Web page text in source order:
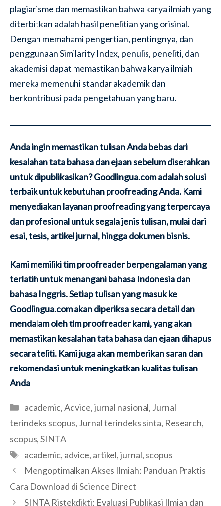
plagiarisme dan memastikan bahwa karya ilmiah yang
diterbitkan adalah hasil penelitian yang orisinal.
Dengan memahami pengertian, pentingnya, dan
penggunaan Similarity Index, penulis, peneliti, dan
akademisi dapat memastikan bahwa karya ilmiah
mereka memenuhi standar akademik dan
berkontribusi pada pengetahuan yang baru.
Anda ingin memastikan tulisan Anda bebas dari
kesalahan tata bahasa dan ejaan sebelum diserahkan
untuk dipublikasikan? Goodlingua.com adalah solusi
terbaik untuk kebutuhan proofreading Anda. Kami
menyediakan layanan proofreading yang terpercaya
dan profesional untuk segala jenis tulisan, mulai dari
esai, tesis, artikel jurnal, hingga dokumen bisnis.
Kami memiliki tim proofreader berpengalaman yang
terlatih untuk menangani bahasa Indonesia dan
bahasa Inggris. Setiap tulisan yang masuk ke
Goodlingua.com akan diperiksa secara detail dan
mendalam oleh tim proofreader kami, yang akan
memastikan kesalahan tata bahasa dan ejaan dihapus
secara teliti. Kami juga akan memberikan saran dan
rekomendasi untuk meningkatkan kualitas tulisan
Anda
Categories
academic,Advice,jurnal nasional, Jurnal
terindeks scopus, Jurnal terindeks sinta, Research,
scopus,SINTA
Tags
academic, advice, artikel,jurnal, scopus
Mengoptimalkan Akses Ilmiah: Panduan Praktis
Cara Download di Science Direct
SINTA Ristekdikti: Evaluasi Publikasi Ilmiah dan